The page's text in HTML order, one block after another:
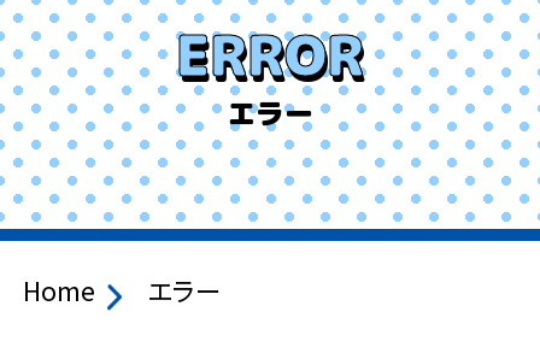
ERROR
エラー
Home エラー